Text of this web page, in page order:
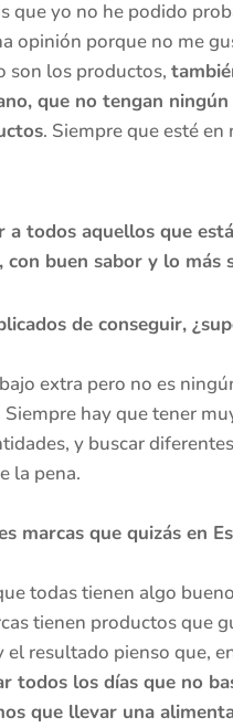
que yo no he podido
opinión porque no me
son los productos,
que no tengan
. Siempre que esté
a todos aquellos que
con buen sabor y lo más
de conseguir,
extra pero no es
hay que tener
y buscar
la pena.
marcas que quizás en
todas tienen algo
tienen productos que
resultado pienso que,
todos los días que no
que llevar una